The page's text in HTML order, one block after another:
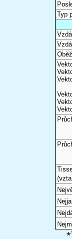
Typ